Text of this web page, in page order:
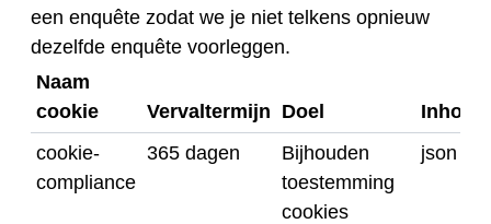
een enquête zodat we je niet telkens opnieuw
dezelfde enquête voorleggen.
Naam
cookie
Vervaltermijn Doel
Inhoud
cookie-
compliance
365 dagen
Bijhouden
toestemming
cookies
json